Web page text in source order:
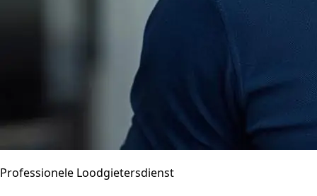
Professionele Loodgietersdienst